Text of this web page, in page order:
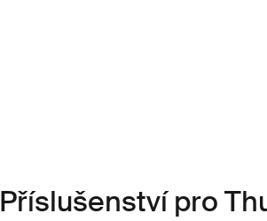
Příslušenství pro